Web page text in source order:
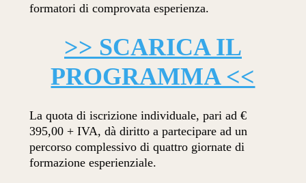
formatori di comprovata esperienza.
>> SCARICA IL
PROGRAMMA <<
La quota di iscrizione individuale, pari ad €
395,00 + IVA, dà diritto a partecipare ad un
percorso complessivo di quattro giornate di
formazione esperienziale.